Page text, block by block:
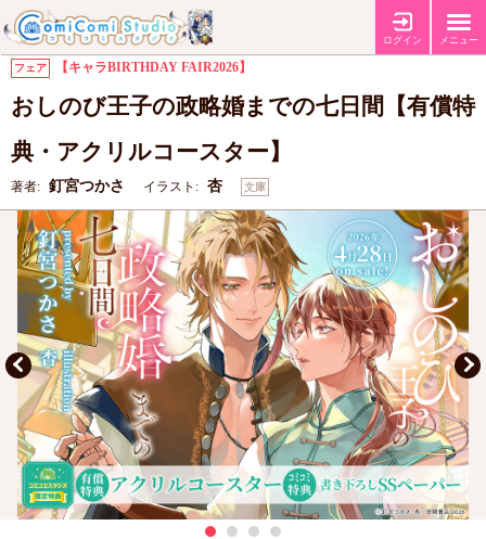
ログイン メニュー
特典
【有償特典・『おしのび王子の政略婚までの七日間』アクリルコースタ
ー】 【コミコミ特典書き下ろしSSペーパー】
フェア 【キャラBIRTHDAY FAIR2026】
おしのび王子の政略婚までの七日間【有償特
典・アクリルコースター】
著者: 釘宮つかさ イラスト: 杏 文庫